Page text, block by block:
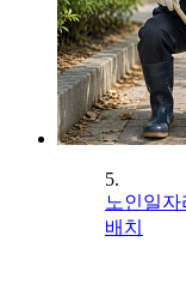
5.
노인일자
배치